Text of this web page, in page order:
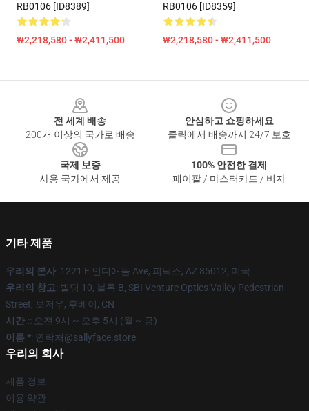
RB0106 [ID8389]
₩2,218,580 - ₩2,411,500
RB0106 [ID8359]
₩2,218,580 - ₩2,411,500
전 세계 배송
200개 이상의 국가로 배송
안심하고 쇼핑하세요
클릭에서 배송까지 24/7 보호
국제 보증
사용 국가에서 제공
100% 안전한 결제
페이팔 / 마스터카드 / 비자
기타 제품
우리의 본사: 1221 E 인디애놀 Ave, 피닉스, AZ 85012, 미국
우리의 창고: 빌딩 10, 블록 B, SBI Venture Optics Valley Pedestrian
Street, 보저우, 후베이, CN
시간 :: 오전 9시 ~ 오후 5시 (월 ~ 금)
이름 *: 연락처@sallyface.store
우리의 회사
제품 정보
이용 약관